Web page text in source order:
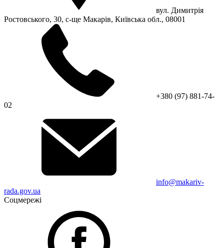
вул. Димитрія
Ростовського, 30, с-ще Макарів, Київська обл., 08001
+380 (97) 881-74-
02
info@makariv-
rada.gov.ua
Соцмережі